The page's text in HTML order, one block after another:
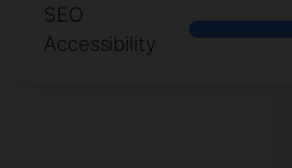
SEO
Accessibility